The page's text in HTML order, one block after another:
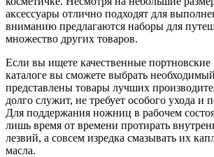
аксессуары отлично подходят для
вниманию предлагаются наборы для
множество других товаров.
Если вы ищете качественные
каталоге вы сможете выбрать
представлены товары лучших
долго служит, не требует особого ухода и
Для поддержания ножниц в рабочем
лишь время от времени протирать
лезвий, а совсем изредка смазывать их
масла.